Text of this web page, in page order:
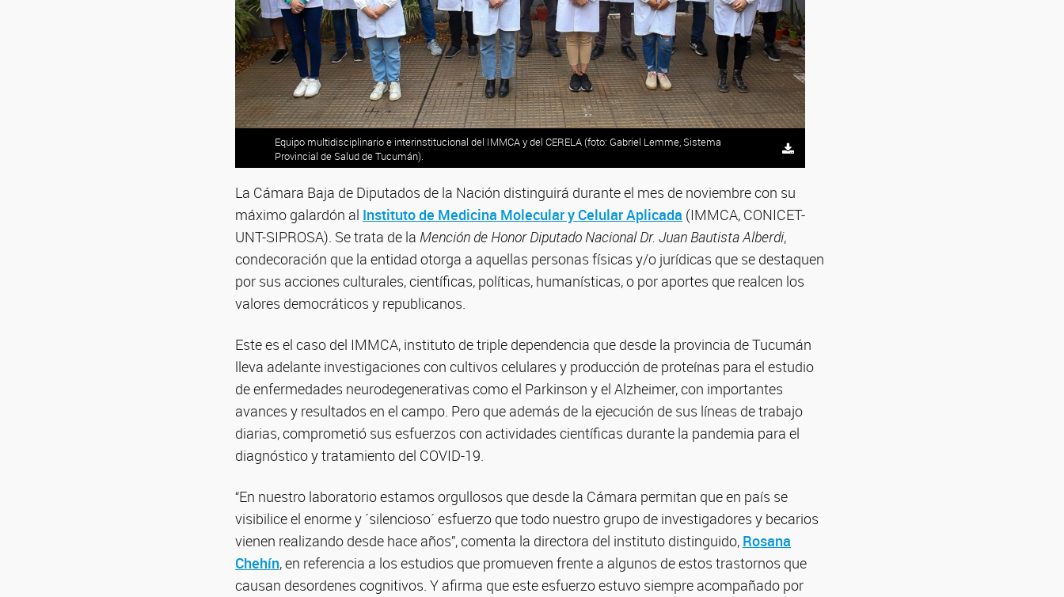
Equipo multidisciplinario e interinstitucional del IMMCA y del CERELA (foto: Gabriel Lemme, Sistema
Provincial de Salud de Tucumán).
La Cámara Baja de Diputados de la Nación distinguirá durante el mes de noviembre con su
máximo galardón al Instituto de Medicina Molecular y Celular Aplicada (IMMCA, CONICET-
UNT-SIPROSA). Se trata de la Mención de Honor Diputado Nacional Dr. Juan Bautista Alberdi,
condecoración que la entidad otorga a aquellas personas físicas y/o jurídicas que se destaquen
por sus acciones culturales, científicas, políticas, humanísticas, o por aportes que realcen los
valores democráticos y republicanos.
Este es el caso del IMMCA, instituto de triple dependencia que desde la provincia de Tucumán
lleva adelante investigaciones con cultivos celulares y producción de proteínas para el estudio
de enfermedades neurodegenerativas como el Parkinson y el Alzheimer, con importantes
avances y resultados en el campo. Pero que además de la ejecución de sus líneas de trabajo
diarias, comprometió sus esfuerzos con actividades científicas durante la pandemia para el
diagnóstico y tratamiento del COVID-19.
“En nuestro laboratorio estamos orgullosos que desde la Cámara permitan que en país se
visibilice el enorme y ´silencioso´ esfuerzo que todo nuestro grupo de investigadores y becarios
vienen realizando desde hace años”, comenta la directora del instituto distinguido, Rosana
Chehín, en referencia a los estudios que promueven frente a algunos de estos trastornos que
causan desordenes cognitivos. Y afirma que este esfuerzo estuvo siempre acompañado por